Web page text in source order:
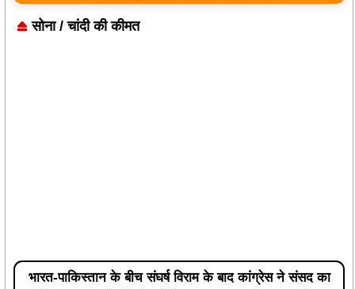
सोना / चांदी की कीमत
भारत-पाकिस्तान के बीच संघर्ष विराम के बाद कांग्रेस ने संसद का